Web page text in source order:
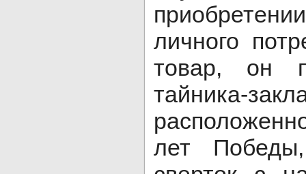
личного
товар, он
тайника-
лет